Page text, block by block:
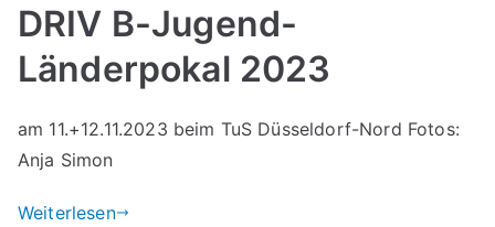
DRIV B-Jugend-
Länderpokal 2023
am 11.+12.11.2023 beim TuS Düsseldorf-Nord Fotos:
Anja Simon
Weiterlesen